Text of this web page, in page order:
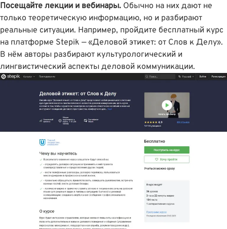
Посещайте лекции и вебинары. Обычно на них дают не
только теоретическую информацию, но и разбирают
реальные ситуации. Например, пройдите бесплатный курс
на платформе Stepik —«Деловой этикет: от Слов к Делу».
В нём авторы разбирают культурологический и
лингвистический аспекты деловой коммуникации.